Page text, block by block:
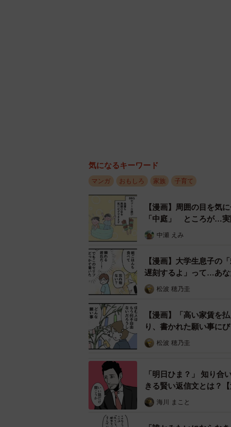
手足に見えるカーネルサンダースのリ
筆者はこれまでにも、 『ケーキにかぶ
イトで紹介しました。今回のミッフィ
ゆるゆるみさんに聞きました。
――娘さんの発想、とても素敵ですね！
気になるキーワード
マンガ おもしろ 家族 子育て
【漫画】周囲の目を気
「中庭」 ところが…実
中瀬 えみ
【漫画】大学生息子の
遅刻するよ」って…あ
松波 穂乃圭
【漫画】「高い家賃を
り、書かれた願い事に
松波 穂乃圭
「明日ひま？」 知り
きる賢い返信文とは？【
海川 まこと